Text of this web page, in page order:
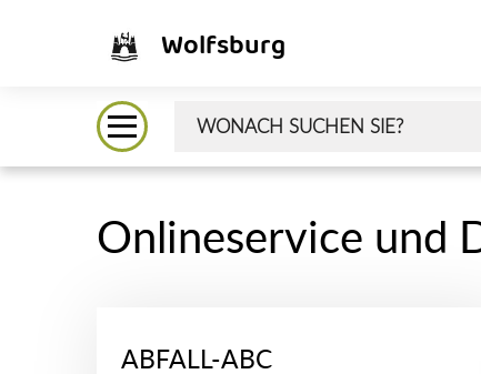
Wolfsburg
Onlineservice und
ABFALL-ABC